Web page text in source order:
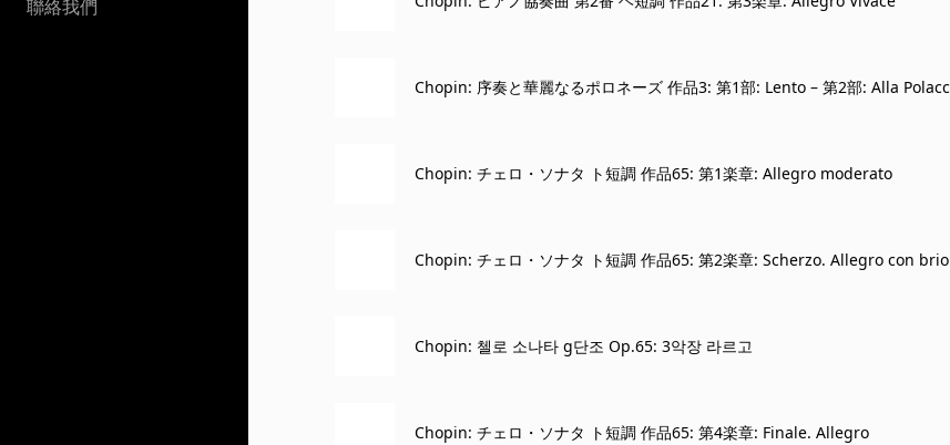
聯絡我們
Chopin: 序奏と華麗なるポロネーズ 作品3: 第1部: Lento – 第2部: Alla Polacca. Allegro
Chopin: チェロ・ソナタ ト短調 作品65: 第1楽章: Allegro moderato
Chopin: チェロ・ソナタ ト短調 作品65: 第2楽章: Scherzo. Allegro con brio
Chopin: 첼로 소나타 g단조 Op.65: 3악장 라르고
Chopin: チェロ・ソナタ ト短調 作品65: 第4楽章: Finale. Allegro